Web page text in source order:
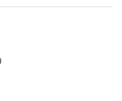
ー付きの部屋を用意する
760のルームキーを受け
ロントに行き、話しが違
コニー付きの部屋を出す
言ったのかと言われ、最
事を言い出した。この女
に相談すると、ミッシェ